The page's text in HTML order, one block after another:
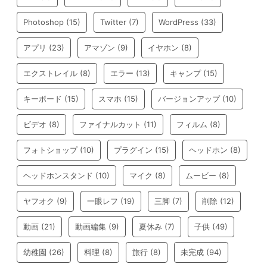
Photoshop (15) Twitter (7) WordPress (33)
アプリ (23) アマゾン (9) イヤホン (8)
エクストレイル (8) エラー (13) キャンプ(15)
キーボード (15) スマホ (15) バージョンアップ(10)
ビデオ (8) ファイナルカット (11) フィルム (8)
フォトショップ(10) プラグイン (15) ヘッドホン (8)
ヘッドホンスタンド (10) マイク (8) ムービー (8)
ヤフオク (9) 一眼レフ (19) 三脚 (7) 削除 (12)
動画 (21) 動画編集 (9) 夏休み (7) 子供 (49)
幼稚園 (26) 料理 (8) 旅行 (8) 未完成 (94)